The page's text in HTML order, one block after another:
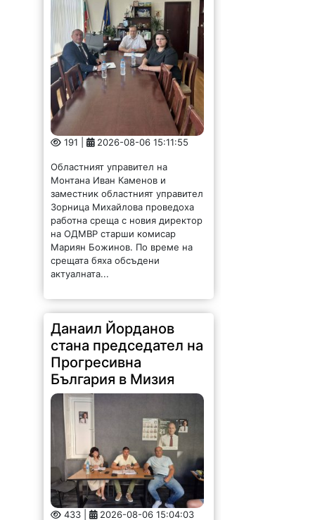
191 | 2026-08-06 15:11:55
Областният управител на
Монтана Иван Каменов и
заместник областният управител
Зорница Михайлова проведоха
работна среща с новия директор
на ОДМВР старши комисар
Мариян Божинов. По време на
срещата бяха обсъдени
актуалната...
Данаил Йорданов
стана председател на
Прогресивна
България в Мизия
433 | 2026-08-06 15:04:03